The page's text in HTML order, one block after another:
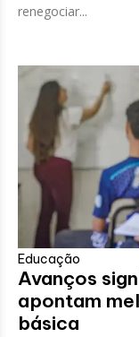
renegociar...
Educação
Avanços
apontam
básica